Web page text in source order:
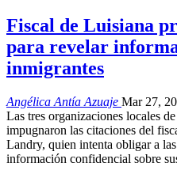
Fiscal de Luisiana
para revelar
inmigrantes
Angélica Antía Azuaje Mar 27,
Las tres organizaciones locales
impugnaron las citaciones del
Landry, quien intenta obligar a
información confidencial sobre